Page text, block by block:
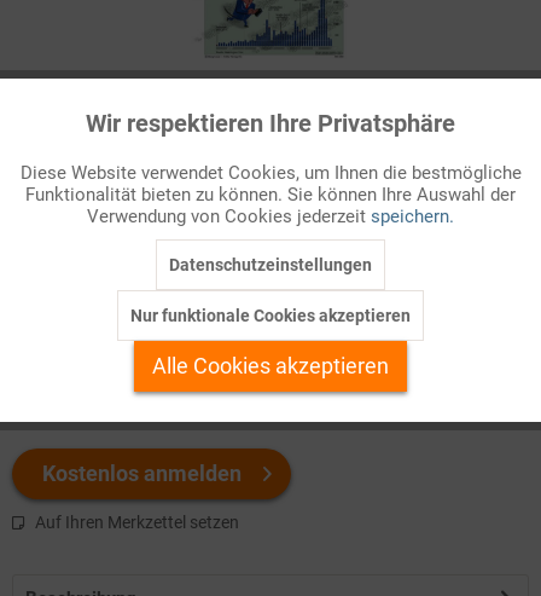
Infografik Nr. 855256
30 570 falsche oder irreführende Behauptungen stellte Trump in
vier Jahren auf. Ein Baron Münchhausen der Neuzeit? Jetzt
mehr anschauen!
Welchen Download brauchen Sie?
s/w-Version
Kostenlos anmelden
Auf Ihren Merkzettel setzen
Funktionale Aktiv
Marketing Inaktiv
Personalisierung Inaktiv
Service
Wir respektieren Ihre Privatsphäre
Diese Website verwendet Cookies, um Ihnen die bestmögliche
Funktionalität bieten zu können. Sie können Ihre Auswahl der
Verwendung von Cookies jederzeit speichern.
Datenschutzeinstellungen
Nur funktionale Cookies akzeptieren
Alle Cookies akzeptieren